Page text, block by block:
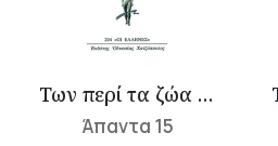
Των περί τα ζώα ιστοριών Α-Γ
Άπαντα 15